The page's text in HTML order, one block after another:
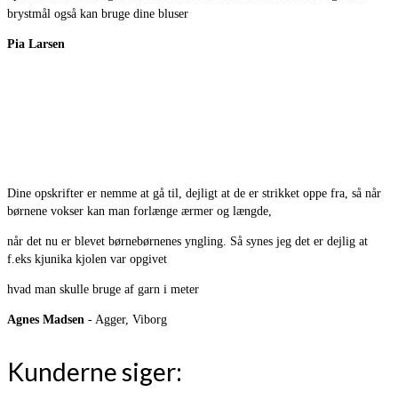
brystmål også kan bruge dine bluser
Pia Larsen
Dine opskrifter er nemme at gå til, dejligt at de er strikket oppe fra, så når
børnene vokser kan man forlænge ærmer og længde,
når det nu er blevet børnebørnenes yngling. Så synes jeg det er dejlig at
f.eks kjunika kjolen var opgivet
hvad man skulle bruge af garn i meter
Agnes Madsen - Agger, Viborg
Kunderne siger: